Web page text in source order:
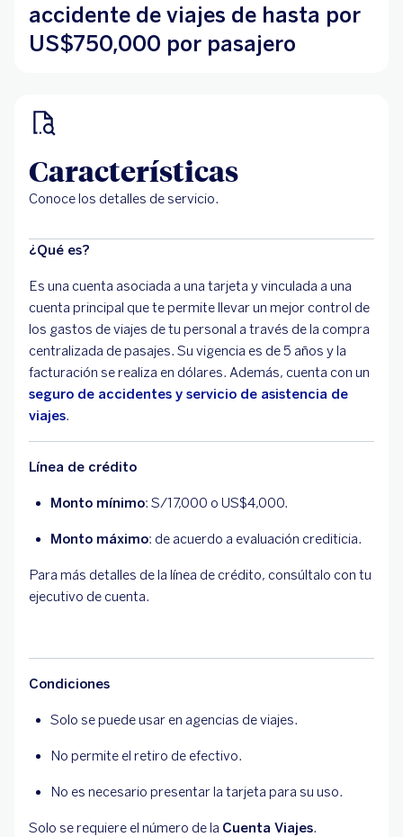
accidente de viajes de hasta por
US$750,000 por pasajero
Características
Conoce los detalles de servicio.
¿Qué es?
Es una cuenta asociada a una tarjeta y vinculada a una
cuenta principal que te permite llevar un mejor control de
los gastos de viajes de tu personal a través de la compra
centralizada de pasajes. Su vigencia es de 5 años y la
facturación se realiza en dólares. Además, cuenta con un
seguro de accidentes y servicio de asistencia de
viajes.
Línea de crédito
Monto mínimo: S/17,000 o US$4,000.
Monto máximo: de acuerdo a evaluación crediticia.
Para más detalles de la línea de crédito, consúltalo con tu
ejecutivo de cuenta.
Condiciones
Solo se puede usar en agencias de viajes.
No permite el retiro de efectivo.
No es necesario presentar la tarjeta para su uso.
Solo se requiere el número de la Cuenta Viajes.